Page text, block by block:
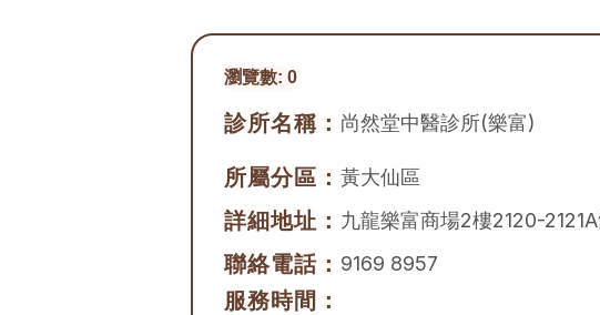
瀏覽數: 0
診所名稱： 尚然堂中醫診所(樂富)
所屬分區： 黃大仙區
詳細地址： 九龍樂富商場2樓2120-
聯絡電話： 9169 8957
服務時間：